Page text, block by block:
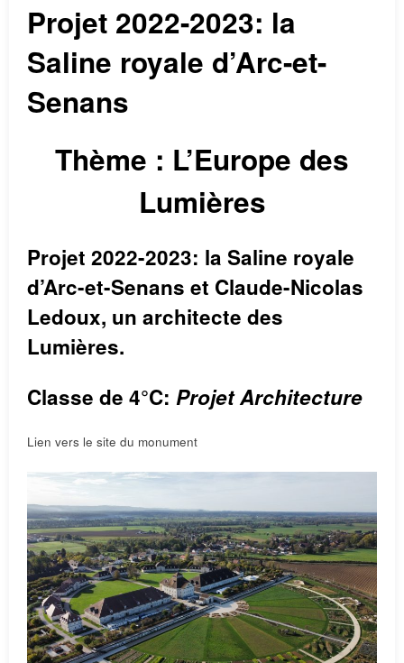
Projet 2022-2023: la
Saline royale d’Arc-et-
Senans
Thème : L’Europe des
Lumières
Projet 2022-2023: la Saline royale
d’Arc-et-Senans et Claude-Nicolas
Ledoux, un architecte des
Lumières.
Classe de 4°C: Projet Architecture
Lien vers le site du monument